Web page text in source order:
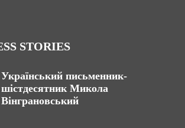
STORIES
Український письменник-
шістдесятник Микола
Вінграновський